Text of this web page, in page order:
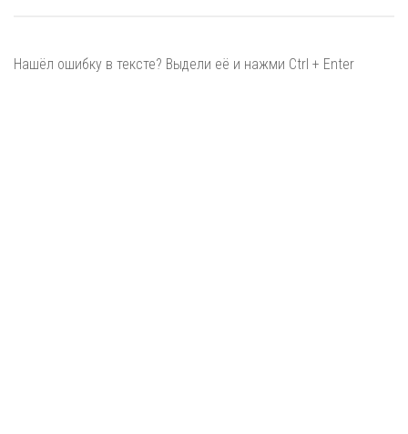
Нашёл ошибку в тексте? Выдели её и нажми Ctrl + Enter